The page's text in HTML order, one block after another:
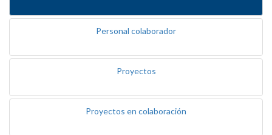
Personal colaborador
Proyectos
Proyectos en colaboración